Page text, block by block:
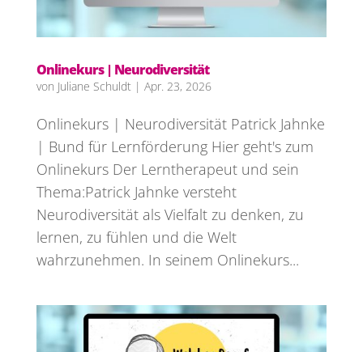
Onlinekurs | Neurodiversität
von Juliane Schuldt| Apr. 23, 2026
Onlinekurs | Neurodiversität Patrick Jahnke
| Bund für Lernförderung Hier geht's zum
Onlinekurs Der Lerntherapeut und sein
Thema:Patrick Jahnke versteht
Neurodiversität als Vielfalt zu denken, zu
lernen, zu fühlen und die Welt
wahrzunehmen. In seinem Onlinekurs...